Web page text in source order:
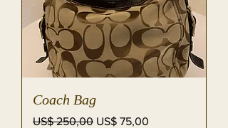
Coach Bag
Preço normal
US$ 250,00 Preço promocional
US$ 75,00